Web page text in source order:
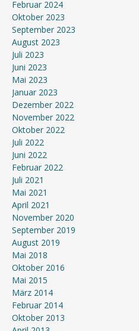
Februar 2024
Oktober 2023
September 2023
August 2023
Juli 2023
Juni 2023
Mai 2023
Januar 2023
Dezember 2022
November 2022
Oktober 2022
Juli 2022
Juni 2022
Februar 2022
Juli 2021
Mai 2021
April 2021
November 2020
September 2019
August 2019
Mai 2018
Oktober 2016
Mai 2015
März 2014
Februar 2014
Oktober 2013